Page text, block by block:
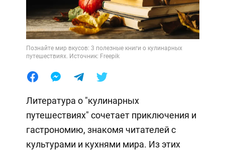
Познайте мир вкусов: 3 полезные книги о кулинарных
путешествиях. Источник: Freepik
Литература о "кулинарных
путешествиях" сочетает приключения и
гастрономию, знакомя читателей с
культурами и кухнями мира. Из этих